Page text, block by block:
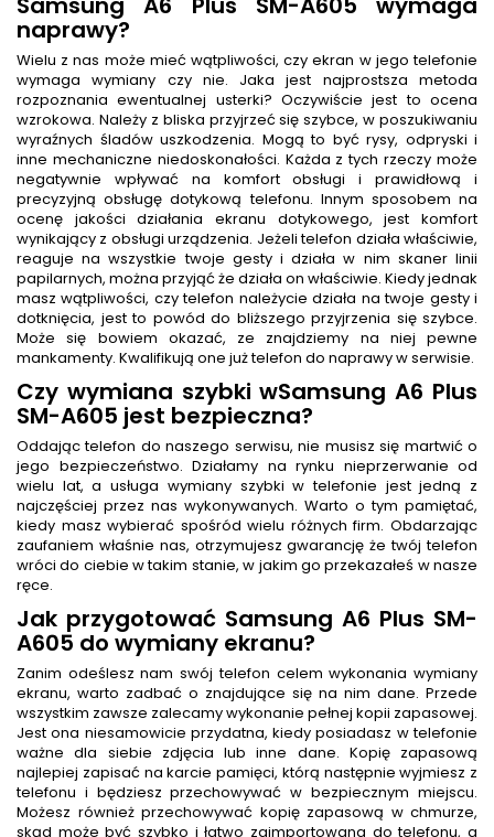
naprawy?
Wielu z nas może mieć wątpliwości, czy ekran w jego telefonie
wymaga wymiany czy nie. Jaka jest najprostsza metoda
rozpoznania ewentualnej usterki? Oczywiście jest to ocena
wzrokowa. Należy z bliska przyjrzeć się szybce, w poszukiwaniu
wyraźnych śladów uszkodzenia. Mogą to być rysy, odpryski i
inne mechaniczne niedoskonałości. Każda z tych rzeczy może
negatywnie wpływać na komfort obsługi i prawidłową i
precyzyjną obsługę dotykową telefonu. Innym sposobem na
ocenę jakości działania ekranu dotykowego, jest komfort
wynikający z obsługi urządzenia. Jeżeli telefon działa właściwie,
reaguje na wszystkie twoje gesty i działa w nim skaner linii
papilarnych, można przyjąć że działa on właściwie. Kiedy jednak
masz wątpliwości, czy telefon należycie działa na twoje gesty i
dotknięcia, jest to powód do bliższego przyjrzenia się szybce.
Może się bowiem okazać, ze znajdziemy na niej pewne
mankamenty. Kwalifikują one już telefon do naprawy w serwisie.
Czy wymiana szybki wSamsung A6 Plus
SM-A605 jest bezpieczna?
Oddając telefon do naszego serwisu, nie musisz się martwić o
jego bezpieczeństwo. Działamy na rynku nieprzerwanie od
wielu lat, a usługa wymiany szybki w telefonie jest jedną z
najczęściej przez nas wykonywanych. Warto o tym pamiętać,
kiedy masz wybierać spośród wielu różnych firm. Obdarzając
zaufaniem właśnie nas, otrzymujesz gwarancję że twój telefon
wróci do ciebie w takim stanie, w jakim go przekazałeś w nasze
ręce.
Jak przygotować Samsung A6 Plus SM-
A605 do wymiany ekranu?
Zanim odeślesz nam swój telefon celem wykonania wymiany
ekranu, warto zadbać o znajdujące się na nim dane. Przede
wszystkim zawsze zalecamy wykonanie pełnej kopii zapasowej.
Jest ona niesamowicie przydatna, kiedy posiadasz w telefonie
ważne dla siebie zdjęcia lub inne dane. Kopię zapasową
najlepiej zapisać na karcie pamięci, którą następnie wyjmiesz z
telefonu i będziesz przechowywać w bezpiecznym miejscu.
Możesz również przechowywać kopię zapasową w chmurze,
skąd może być szybko i łatwo zaimportowana do telefonu, a